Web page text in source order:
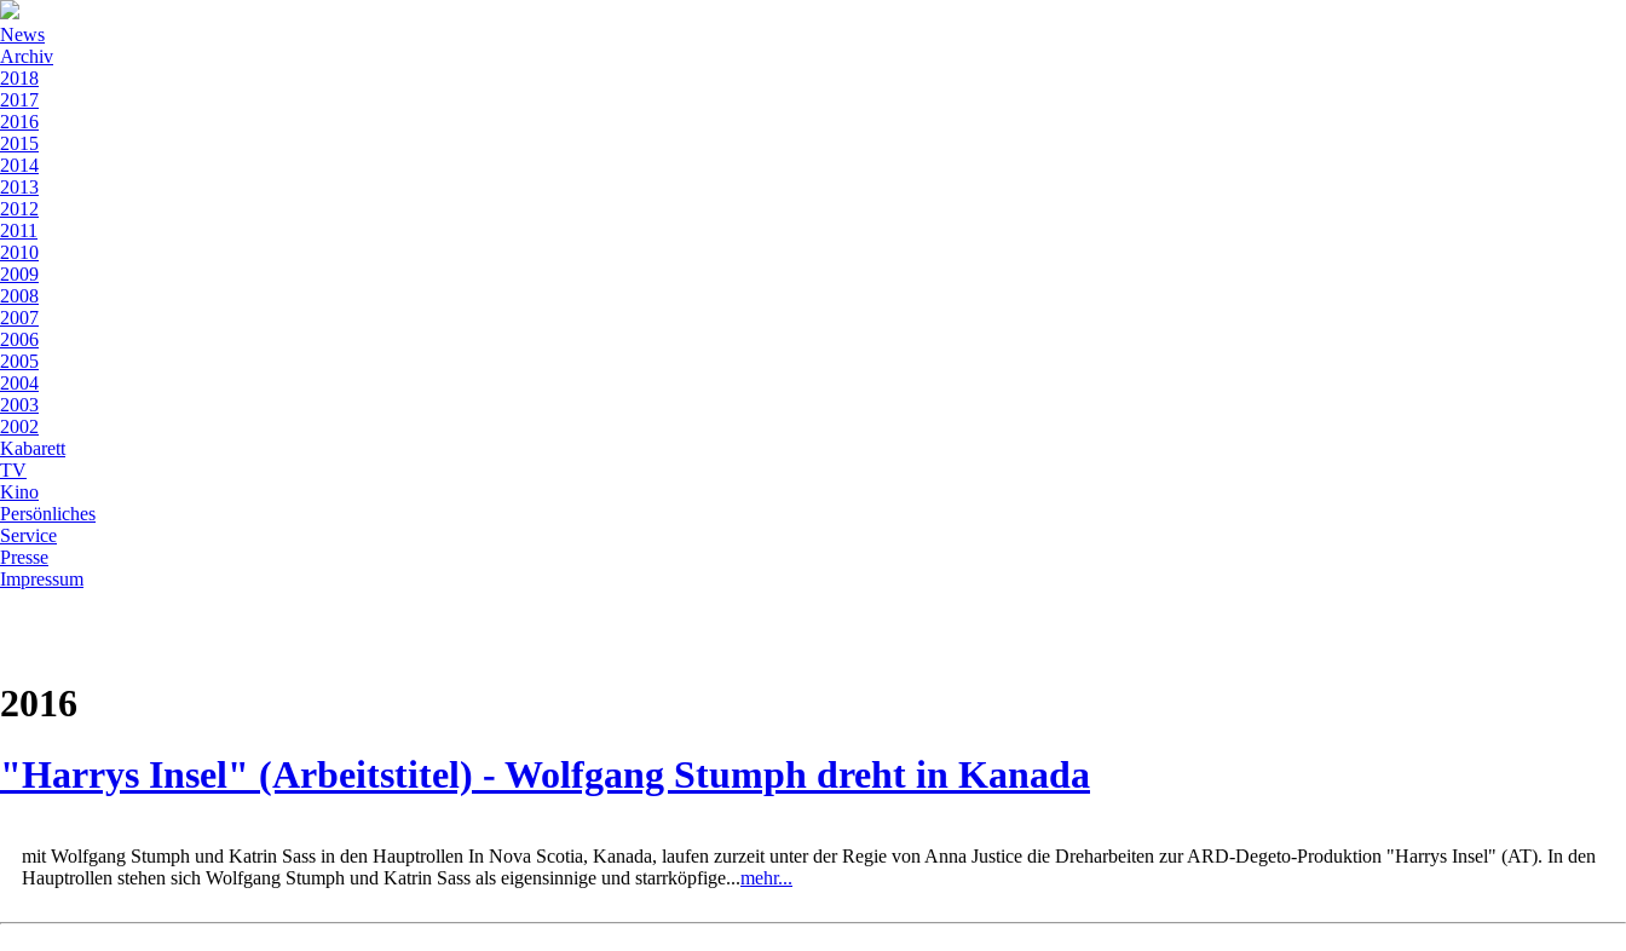
News
Archiv
2018
2017
2016
2015
2014
2013
2012
2011
2010
2009
2008
2007
2006
2005
2004
2003
2002
Kabarett
TV
Kino
Persönliches
Service
Presse
Impressum
2016
"Harrys Insel" (Arbeitstitel) - Wolfgang Stumph dreht in Kanada
mit Wolfgang Stumph und Katrin Sass in den Hauptrollen In Nova Scotia, Kanada, laufen zurzeit unter der Regie von Anna Justice die Dreharbeiten zur ARD-Degeto-Produktion "Harrys Insel" (AT). In den
Hauptrollen stehen sich Wolfgang Stumph und Katrin Sass als eigensinnige und starrköpfige...mehr...